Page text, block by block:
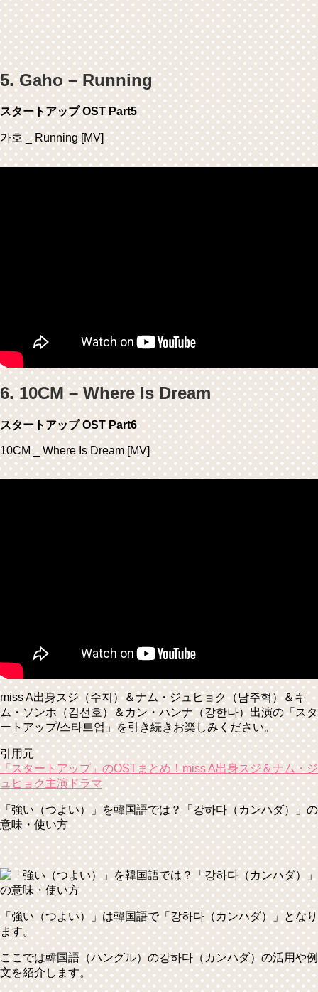
5. Gaho – Running
スタートアップ OST Part5
가호 _ Running [MV]
6. 10CM – Where Is Dream
スタートアップ OST Part6
10CM _ Where Is Dream [MV]
miss A出身スジ（수지）＆ナム・ジュヒョク（남주혁）＆キ
ム・ソンホ（김선호）＆カン・ハンナ（강한나）出演の「スタ
ートアップ/스타트업」を引き続きお楽しみください。
引用元
「スタートアップ」のOSTまとめ！miss A出身スジ＆ナム・ジ
ュヒョク主演ドラマ
「強い（つよい）」を韓国語では？「강하다（カンハダ）」の
意味・使い方
「強い（つよい）」は韓国語で「강하다（カンハダ）」となり
ます。
ここでは韓国語（ハングル）の강하다（カンハダ）の活用や例
文を紹介します。